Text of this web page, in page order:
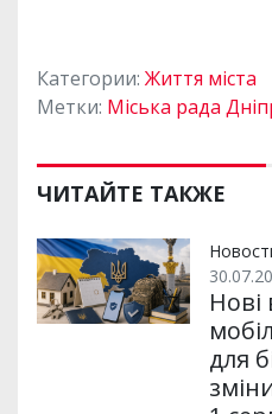
Категории: Життя міста
Метки: Міська рада
ЧИТАЙТЕ ТАКЖЕ
Нові
для